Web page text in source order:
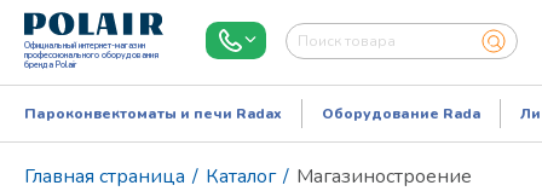
Официальный интернет-магазин
профессионального оборудования
бренда Polair
Пароконвектоматы и печи Radax Оборудование Rada
Главная страница / Каталог / Магазиностроение